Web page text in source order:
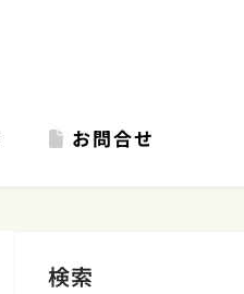
お問合せ
検索